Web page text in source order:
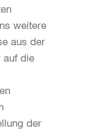
weitere
aus der
auf die
der